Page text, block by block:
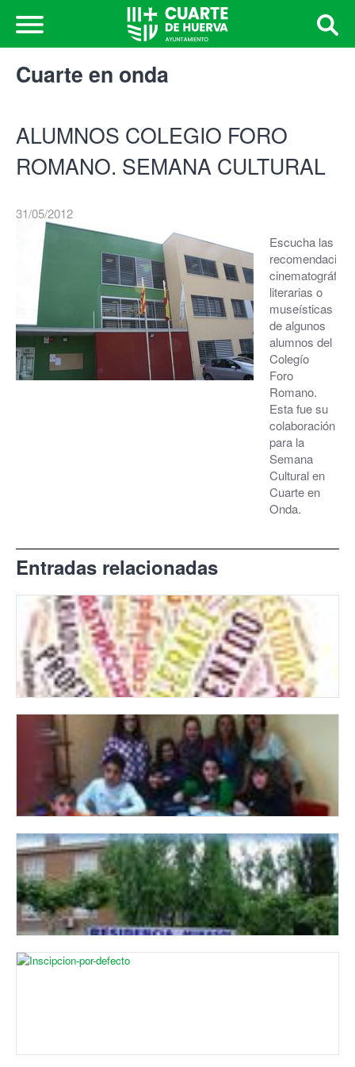
Cuarte en onda
ALUMNOS COLEGIO FORO
ROMANO. SEMANA CULTURAL
31/05/2012
Escucha las
literarias o
museísticas
de algunos
alumnos del
Colegío
Foro
Romano.
Esta fue su
colaboración
para la
Semana
Cultural en
Cuarte en
Onda.
Entradas relacionadas
ALTAS CAPACIDADES
05/10/2015
Mónica Obeso habla de las necesidades pedagógicas y
sociales y de la realidad escolar y emocional que viven los
niños con altas capacidades.
TALLER DE RADIO. Entrevista Alcalde
09/04/2013
Los alumnos del taller de radio Los Lagartos fueron al
Ayuntamiento, micrófono en mano, para entrevistar al alcalde
en su despacho.